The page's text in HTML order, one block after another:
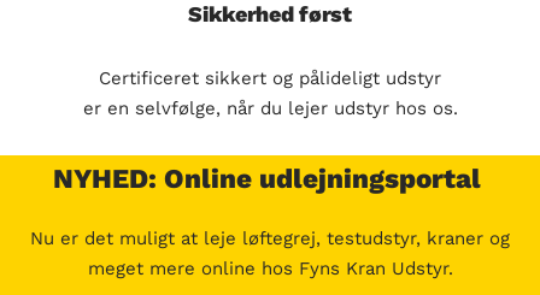
Sikkerhed først
Certificeret sikkert og pålideligt udstyr
er en selvfølge, når du lejer udstyr hos os.
NYHED: Online udlejningsportal
Nu er det muligt at leje løftegrej, testudstyr, kraner og
meget mere online hos Fyns Kran Udstyr.